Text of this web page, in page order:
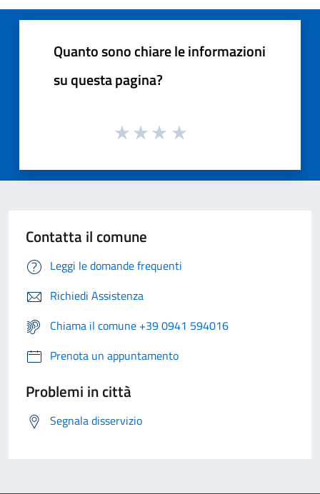
Quanto sono chiare le informazioni
su questa pagina?
Contatta il comune
Leggi le domande frequenti
Richiedi Assistenza
Chiama il comune +39 0941 594016
Prenota un appuntamento
Problemi in città
Segnala disservizio